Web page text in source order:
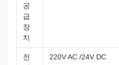
공
급
장
치
전
220V AC /24V DC